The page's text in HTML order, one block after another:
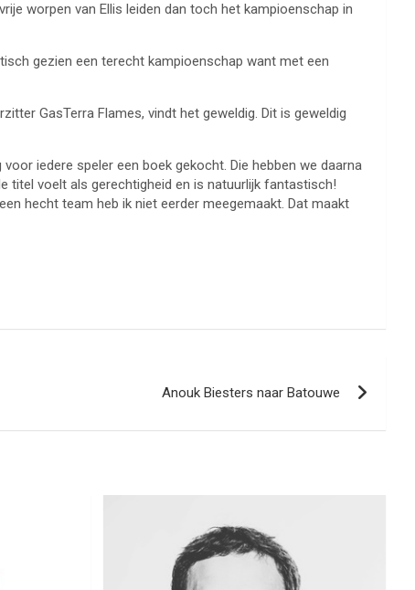
worpen van Ellis leiden dan toch het kampioenschap in
gezien een terecht kampioenschap want met een
GasTerra Flames, vindt het geweldig. Dit is geweldig
iedere speler een boek gekocht. Die hebben we daarna
titel voelt als gerechtigheid en is natuurlijk fantastisch!
hecht team heb ik niet eerder meegemaakt. Dat maakt
Anouk Biesters naar Batouwe